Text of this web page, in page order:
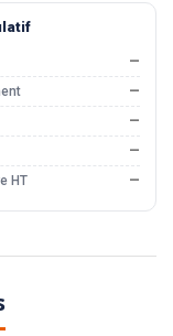
—
—
—
—
HT
—